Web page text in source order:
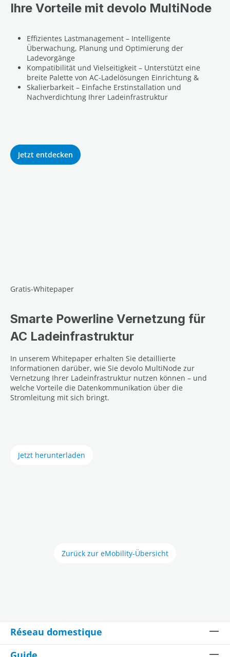
Ihre Vorteile mit devolo MultiNode
Effizientes Lastmanagement – Intelligente
Überwachung, Planung und Optimierung der
Ladevorgänge
Kompatibilität und Vielseitigkeit – Unterstützt eine
breite Palette von AC-Ladelösungen Einrichtung &
Skalierbarkeit – Einfache Erstinstallation und
Nachverdichtung Ihrer Ladeinfrastruktur
Jetzt entdecken
Gratis-Whitepaper
Smarte Powerline Vernetzung für
AC Ladeinfrastruktur
In unserem Whitepaper erhalten Sie detaillierte
Informationen darüber, wie Sie devolo MultiNode zur
Vernetzung Ihrer Ladeinfrastruktur nutzen können – und
welche Vorteile die Datenkommunikation über die
Stromleitung mit sich bringt.
Jetzt herunterladen
Zurück zur eMobility-Übersicht
Réseau domestique